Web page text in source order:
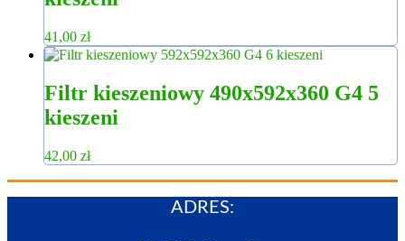
41,00 zł
Filtr kieszeniowy 490x592x360 G4 5
kieszeni
42,00 zł
ADRES: